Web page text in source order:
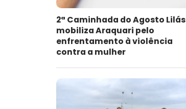
2ª Caminhada do Agosto Lilás
mobiliza Araquari pelo
enfrentamento à violência
contra a mulher